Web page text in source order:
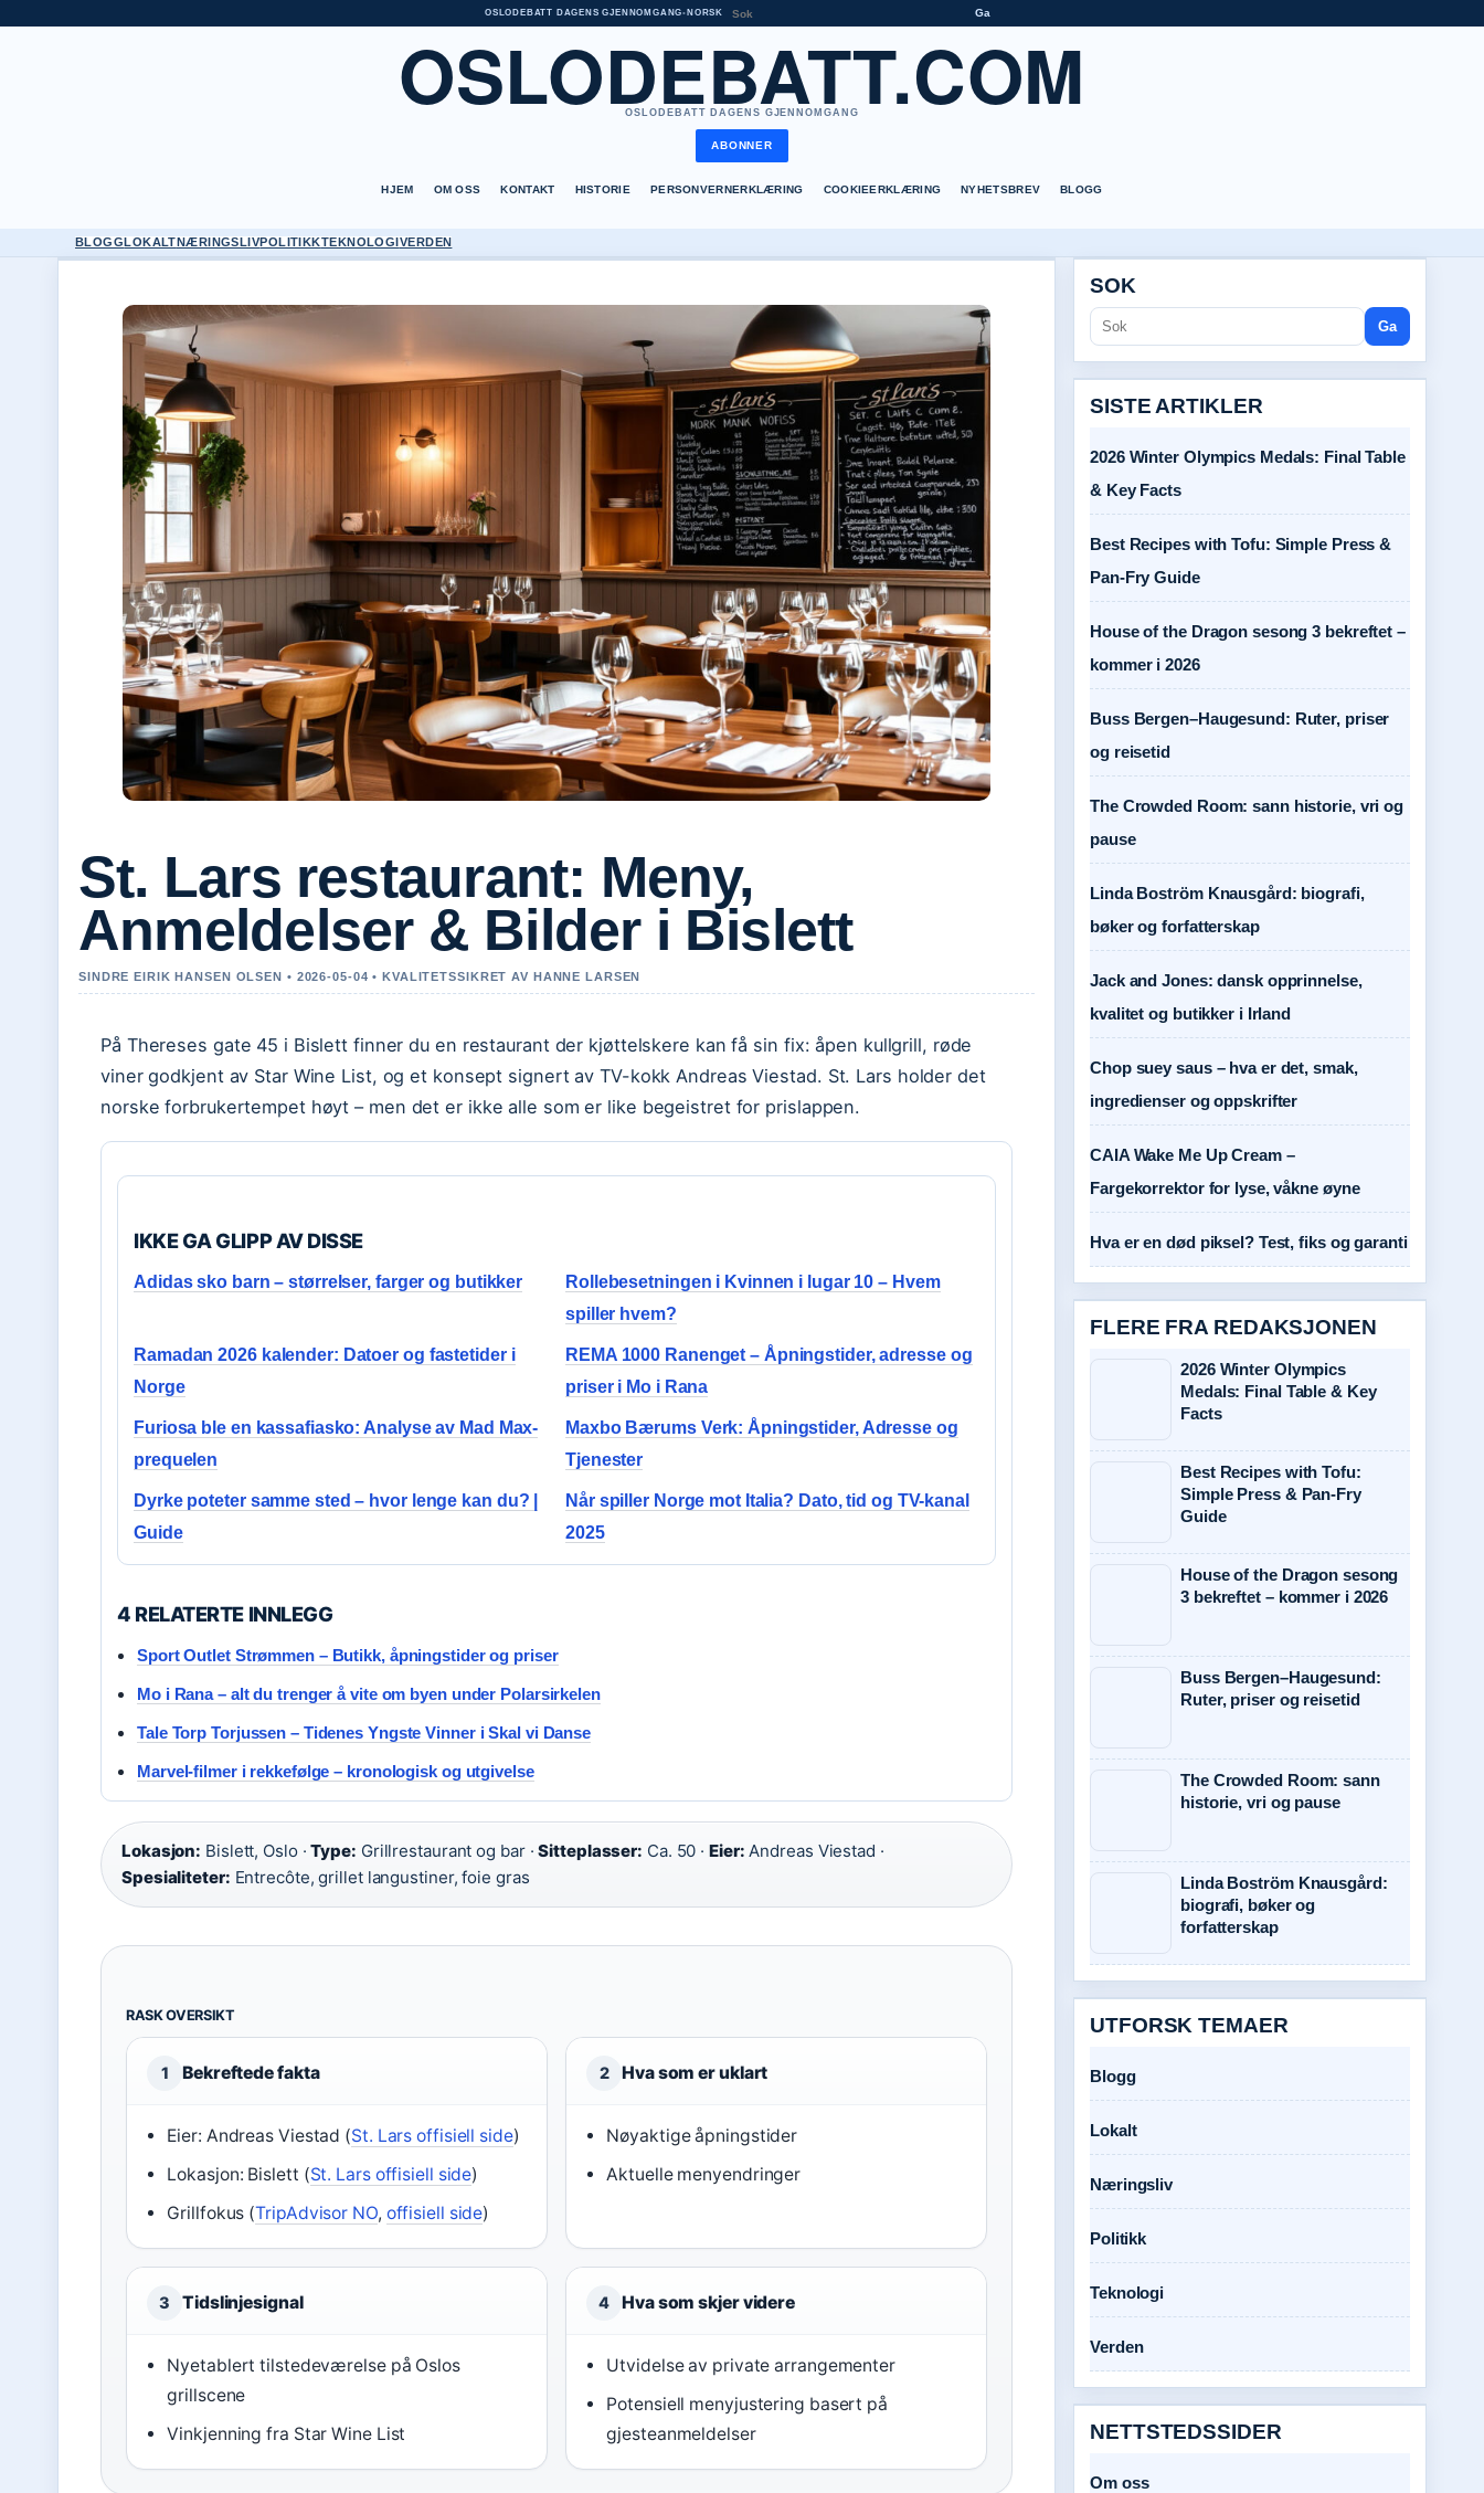
OSLODEBATT DAGENS GJENNOMGANG• NORSK Ga
OSLODEBATT.COM
OSLODEBATT DAGENS GJENNOMGANG
ABONNER
HJEM OM OSS KONTAKT HISTORIE PERSONVERNERKLÆRING COOKIEERKLÆRING NYHETSBREV BLOGG
BLOGGLOKALTNÆRINGSLIVPOLITIKKTEKNOLOGIVERDEN
St. Lars restaurant: Meny,
Anmeldelser & Bilder i Bislett
SINDRE EIRIK HANSEN OLSEN • 2026-05-04 • KVALITETSSIKRET AV HANNE LARSEN
På Thereses gate 45 i Bislett finner du en restaurant der kjøttelskere kan få sin fix: åpen kullgrill, røde
viner godkjent av Star Wine List, og et konsept signert av TV-kokk Andreas Viestad. St. Lars holder det
norske forbrukertempet høyt – men det er ikke alle som er like begeistret for prislappen.
IKKE GA GLIPP AV DISSE
Adidas sko barn – størrelser, farger og butikker
Rollebesetningen i Kvinnen i lugar 10 – Hvem
spiller hvem?
Ramadan 2026 kalender: Datoer og fastetider i
Norge
REMA 1000 Ranenget – Åpningstider, adresse og
priser i Mo i Rana
Furiosa ble en kassafiasko: Analyse av Mad Max-
prequelen
Maxbo Bærums Verk: Åpningstider, Adresse og
Tjenester
Dyrke poteter samme sted – hvor lenge kan du? |
Guide
Når spiller Norge mot Italia? Dato, tid og TV-kanal
2025
4 RELATERTE INNLEGG
Sport Outlet Strømmen – Butikk, åpningstider og priser
Mo i Rana – alt du trenger å vite om byen under Polarsirkelen
Tale Torp Torjussen – Tidenes Yngste Vinner i Skal vi Danse
Marvel-filmer i rekkefølge – kronologisk og utgivelse
Lokasjon: Bislett, Oslo ·Type: Grillrestaurant og bar ·Sitteplasser: Ca. 50 ·Eier: Andreas Viestad ·
Spesialiteter: Entrecôte, grillet langustiner, foie gras
RASK OVERSIKT
1 Bekreftede fakta
Eier: Andreas Viestad (St. Lars offisiell side)
Lokasjon: Bislett (St. Lars offisiell side)
Grillfokus (TripAdvisor NO, offisiell side)
2 Hva som er uklart
Nøyaktige åpningstider
Aktuelle menyendringer
3 Tidslinjesignal
Nyetablert tilstedeværelse på Oslos
grillscene
Vinkjenning fra Star Wine List
4 Hva som skjer videre
Utvidelse av private arrangementer
Potensiell menyjustering basert på
gjesteanmeldelser
SOK
Ga
SISTE ARTIKLER
2026 Winter Olympics Medals: Final Table
& Key Facts
Best Recipes with Tofu: Simple Press &
Pan-Fry Guide
House of the Dragon sesong 3 bekreftet –
kommer i 2026
Buss Bergen–Haugesund: Ruter, priser
og reisetid
The Crowded Room: sann historie, vri og
pause
Linda Boström Knausgård: biografi,
bøker og forfatterskap
Jack and Jones: dansk opprinnelse,
kvalitet og butikker i Irland
Chop suey saus – hva er det, smak,
ingredienser og oppskrifter
CAIA Wake Me Up Cream –
Fargekorrektor for lyse, våkne øyne
Hva er en død piksel? Test, fiks og garanti
FLERE FRA REDAKSJONEN
2026 Winter Olympics
Medals: Final Table & Key
Facts
Best Recipes with Tofu:
Simple Press & Pan-Fry
Guide
House of the Dragon sesong
3 bekreftet – kommer i 2026
Buss Bergen–Haugesund:
Ruter, priser og reisetid
The Crowded Room: sann
historie, vri og pause
Linda Boström Knausgård:
biografi, bøker og
forfatterskap
UTFORSK TEMAER
Blogg
Lokalt
Næringsliv
Politikk
Teknologi
Verden
NETTSTEDSSIDER
Om oss